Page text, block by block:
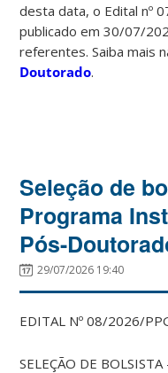
desta data, o Edital nº
publicado em 30/07/
referentes. Saiba mais
Doutorado.
Seleção de
Programa
Pós-
29/07/2026 19:40
EDITAL Nº 08/2026/
SELEÇÃO DE